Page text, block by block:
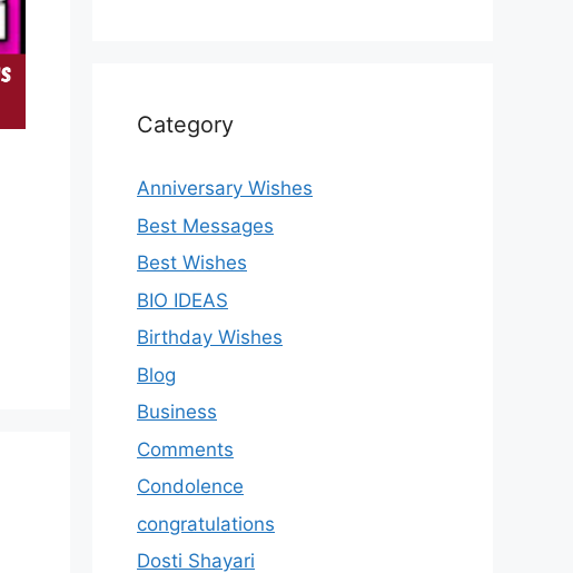
Category
Anniversary Wishes
Best Messages
Best Wishes
BIO IDEAS
Birthday Wishes
Blog
Business
Comments
Condolence
congratulations
Dosti Shayari